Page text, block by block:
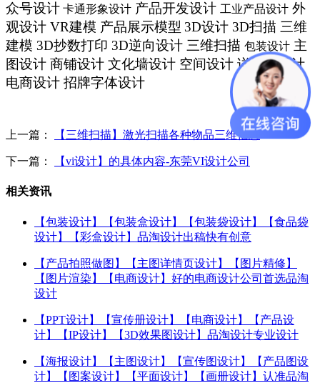
众号设计 卡通形象设计 产品开发设计 工业产品设计 外
观设计 VR建模 产品展示模型 3D设计 3D扫描 三维
建模 3D抄数打印 3D逆向设计 三维扫描 包装设计 主
图设计 商铺设计 文化墙设计 空间设计 详情页设计
电商设计 招牌字体设计
上一篇： 【三维扫描】激光扫描各种物品三维信息
下一篇： 【vi设计】的具体内容-东莞VI设计公司
相关资讯
【包装设计】【包装盒设计】【包装袋设计】【食品袋
设计】【彩盒设计】品淘设计出稿快有创意
【产品拍照做图】【主图详情页设计】【图片精修】
【图片渲染】【电商设计】好的电商设计公司首选品淘
设计
【PPT设计】【宣传册设计】【电商设计】【产品设
计】【IP设计】【3D效果图设计】品淘设计专业设计
【海报设计】【主图设计】【宣传图设计】【产品图设
计】【图案设计】【平面设计】【画册设计】认准品淘